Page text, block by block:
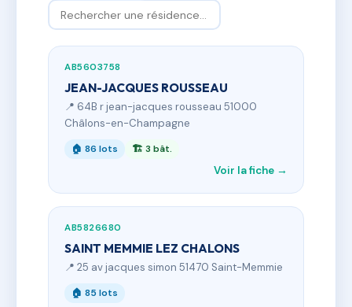
AB5603758
JEAN-JACQUES ROUSSEAU
📍 64B r jean-jacques rousseau 51000
Châlons-en-Champagne
🏠 86 lots 🏗 3 bât.
Voir la fiche →
AB5826680
SAINT MEMMIE LEZ CHALONS
📍 25 av jacques simon 51470 Saint-Memmie
🏠 85 lots